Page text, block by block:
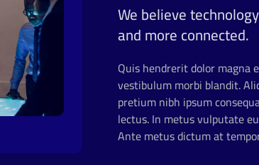
We believe
and more connected.
Quis hendrerit dolor magna
vestibulum morbi blandit.
pretium nibh ipsum
lectus. In metus vulputate
Ante metus dictum at